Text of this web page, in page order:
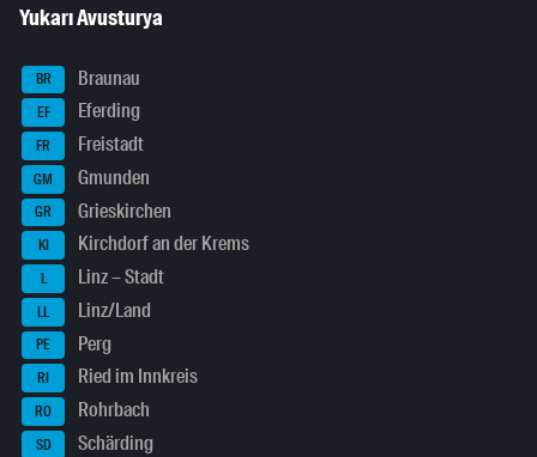
Yukarı Avusturya
BR Braunau
EF Eferding
FR Freistadt
GM Gmunden
GR Grieskirchen
KI Kirchdorf an der Krems
L Linz – Stadt
LL Linz/Land
PE Perg
RI Ried im Innkreis
RO Rohrbach
SD Schärding